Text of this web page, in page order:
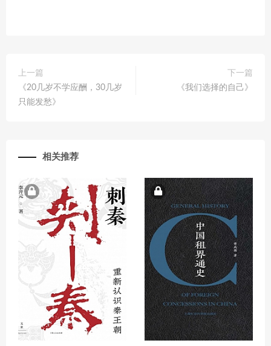
上一篇
《20几岁不学应酬，30几岁
只能发愁》
下一篇
《我们选择的自己》
相关推荐